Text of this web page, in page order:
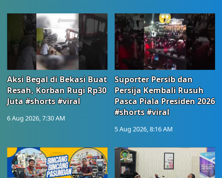
Aksi Begal di Bekasi Buat
Resah, Korban Rugi Rp30
Juta #shorts #viral
6 Aug 2026, 7:30 AM
Suporter Persib dan
Persija Kembali Rusuh
Pasca Piala Presiden 2026
#shorts #viral
5 Aug 2026, 8:16 AM